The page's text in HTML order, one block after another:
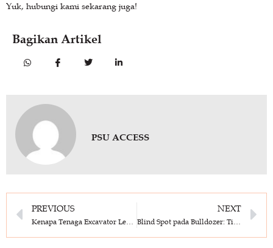
Yuk, hubungi kami sekarang juga!
Bagikan Artikel
PSU ACCESS
PREVIOUS NEXT